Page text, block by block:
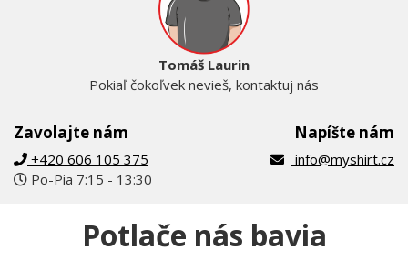
Zavolajte nám
Po-Pia 7:15 - 13:30
Pokiaľ čokoľvek nevieš, kontaktuj nás